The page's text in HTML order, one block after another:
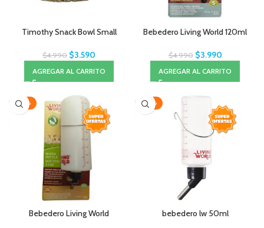
Timothy Snack Bowl Small
$4.990 $3.590
AGREGAR AL CARRITO
Bebedero Living World 120ml
$4.990 $3.990
AGREGAR AL CARRITO
-20%
Bebedero Living World
-20%
bebedero lw 50ml